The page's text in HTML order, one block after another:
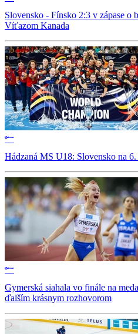
Slovensko - Fínsko 2:3 v zápase o
Víťazom Kanada
Hádzaná MS U18: Slovensko na
Gymerská siahala vo finále na
ďalším krásnym rozhovorom